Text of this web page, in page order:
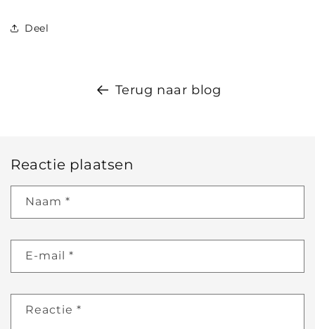
Deel
Terug naar blog
Reactie plaatsen
Naam *
E‑mail *
Reactie *